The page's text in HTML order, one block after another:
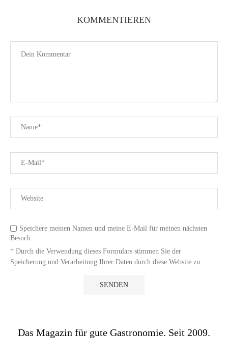
KOMMENTIEREN
Speichere meinen Namen und meine E-Mail für meinen nächsten
Besuch
* Durch die Verwendung dieses Formulars stimmen Sie der
Speicherung und Verarbeitung Ihrer Daten durch diese Website zu.
Das Magazin für gute Gastronomie. Seit 2009.